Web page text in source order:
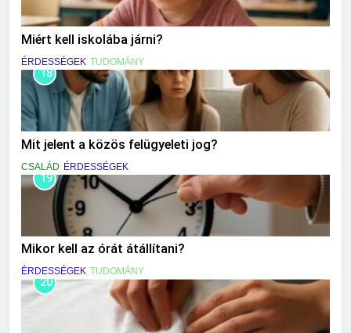
Miért kell iskolába járni?
ÉRDESSÉGEK TUDOMÁNY
18
Mit jelent a közös felügyeleti jog?
CSALÁD ÉRDESSÉGEK
19
Mikor kell az órát átállítani?
ÉRDESSÉGEK TUDOMÁNY
20